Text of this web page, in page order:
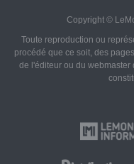
Copyright ©
Toute reproduction ou
procédé que ce soit, des
de l'éditeur ou du webmaster